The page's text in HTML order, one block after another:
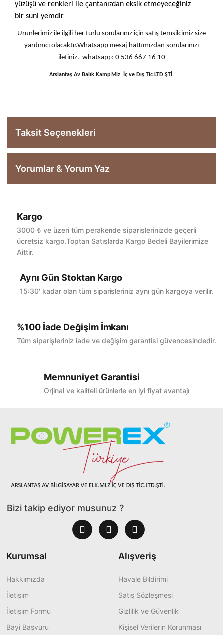
yüzüşü ve renkleri ile çantanızdan eksik etmeyeceğiniz
bir suni yemdir
Ürünlerimiz ile ilgili her türlü sorularınız için satış temsilcimiz size
yardımcı olacaktır.Whatsapp mesaj hattımızdan sorularınızı
iletiniz. whatsapp: 0 536 667 16 10
Arslantaş Av Balık Kamp Mlz. İç ve Dış Tic.LTD.ŞTİ.
Taksit Seçenekleri
Yorumlar & Yorum Yaz
Bu ürüne ilk yorumu siz yapın!
Kargo
3000 ₺ ve üzeri tüm perakende siparişlerinizde geçerli
ücretsiz kargo.Toptan Satışlarda Kargo Bedeli Bayilerimize
Aittir.
Aynı Gün Stoktan Kargo
15:30' kadar olan tüm siparişleriniz aynı gün kargoya verilir.
%100 İade Değişim İmkanı
Tüm siparişleriniz iade ve değişim garantisi güvencesindedir.
Memnuniyet Garantisi
Orjinal ve kaliteli ürünlerle en iyi fiyat avantajı
Bizi takip ediyor musunuz ?
Kurumsal
Hakkımızda
İletişim
İletişim Formu
Bayi Başvuru
Alışveriş
Havale Bildirimi
Satış Sözleşmesi
Gizlilik ve Güvenlik
Kişisel Verilerin Korunması